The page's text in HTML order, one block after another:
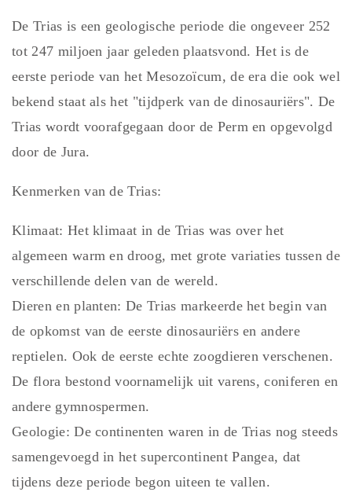
De Trias is een geologische periode die ongeveer 252
tot 247 miljoen jaar geleden plaatsvond. Het is de
eerste periode van het Mesozoïcum, de era die ook wel
bekend staat als het "tijdperk van de dinosauriërs". De
Trias wordt voorafgegaan door de Perm en opgevolgd
door de Jura.
Kenmerken van de Trias:
Klimaat: Het klimaat in de Trias was over het
algemeen warm en droog, met grote variaties tussen de
verschillende delen van de wereld.
Dieren en planten: De Trias markeerde het begin van
de opkomst van de eerste dinosauriërs en andere
reptielen. Ook de eerste echte zoogdieren verschenen.
De flora bestond voornamelijk uit varens, coniferen en
andere gymnospermen.
Geologie: De continenten waren in de Trias nog steeds
samengevoegd in het supercontinent Pangea, dat
tijdens deze periode begon uiteen te vallen.